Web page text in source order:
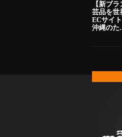
【新ブ
芸品を世
ECサイ
沖縄のた